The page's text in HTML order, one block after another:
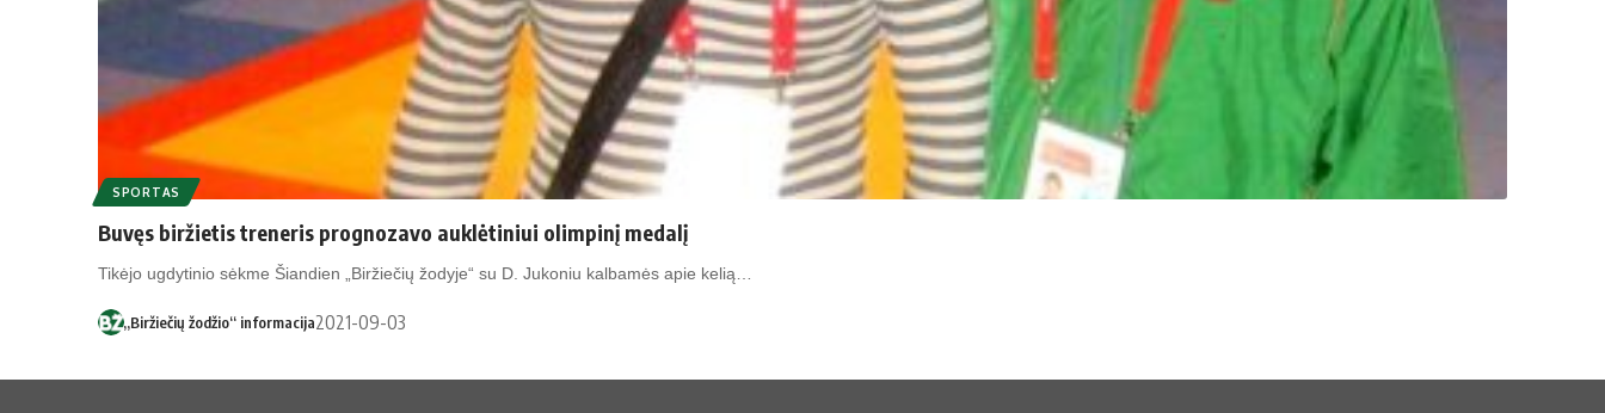
SPORTAS
Buvęs biržietis treneris prognozavo auklėtiniui olimpinį medalį
Tikėjo ugdytinio sėkme Šiandien „Biržiečių žodyje“ su D. Jukoniu kalbamės apie kelią…
„Biržiečių žodžio“ informacija2021-09-03